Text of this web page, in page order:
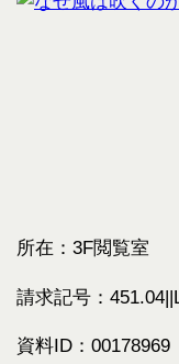
所在：3F閲覧室
請求記号：
資料ID：00178969